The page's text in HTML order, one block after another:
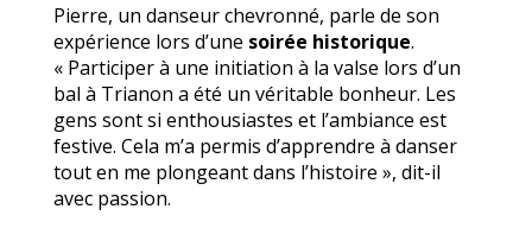
Pierre, un danseur chevronné, parle de son
expérience lors d’une soirée historique.
« Participer à une initiation à la valse lors d’un
bal à Trianon a été un véritable bonheur. Les
gens sont si enthousiastes et l’ambiance est
festive. Cela m’a permis d’apprendre à danser
tout en me plongeant dans l’histoire », dit-il
avec passion.